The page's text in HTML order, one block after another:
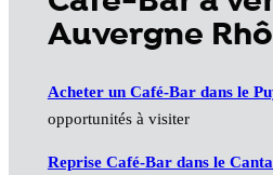
Auvergne
Acheter un Café-Bar dans le
opportunités à visiter
Reprise Café-Bar dans le